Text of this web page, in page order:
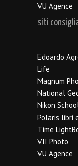
VU Agence
siti
Edoardo
Life
Magnum
National
Nikon
Polaris libri
Time
VII Photo
VU Agence